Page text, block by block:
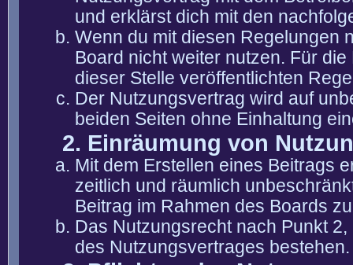
und erklärst dich mit den
Wenn du mit diesen Regelungen
Board nicht weiter nutzen. Für
dieser Stelle veröffentlichten
Der Nutzungsvertrag wird auf
beiden Seiten ohne Einhaltung
2. Einräumung von
Mit dem Erstellen eines Beitrags
zeitlich und räumlich
Beitrag im Rahmen des Boards
Das Nutzungsrecht nach Punkt
des Nutzungsvertrages bestehen.